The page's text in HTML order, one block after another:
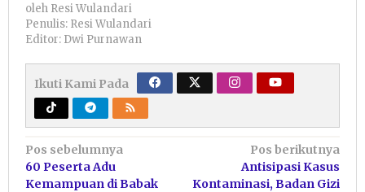
oleh Resi Wulandari
Penulis: Resi Wulandari
Editor: Dwi Purnawan
Ikuti Kami Pada
Navigasi
pos
Pos sebelumnya
60 Peserta Adu
Kemampuan di Babak
Pos berikutnya
Antisipasi Kasus
Kontaminasi, Badan Gizi